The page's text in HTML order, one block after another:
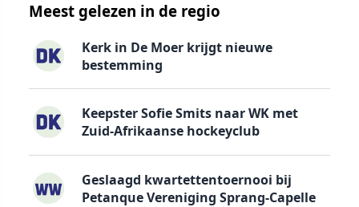
Meest gelezen in de regio
Kerk in De Moer krijgt nieuwe
bestemming
Keepster Sofie Smits naar WK met
Zuid-Afrikaanse hockeyclub
Geslaagd kwartettentoernooi bij
Petanque Vereniging Sprang-Capelle